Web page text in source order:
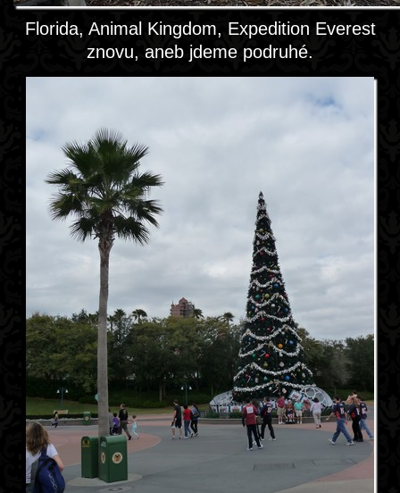
Florida, Animal Kingdom, Expedition Everest
znovu, aneb jdeme podruhé.